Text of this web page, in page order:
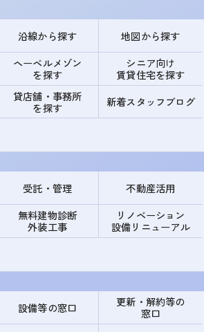
沿線から探す 地図から探す
ヘーベルメゾン
を探す
シニア向け
賃貸住宅を探す
貸店舗・事務所
を探す
新着スタッフブログ
受託・管理 不動産活用
無料建物診断
外装工事
リノベーション
設備リニューアル
設備等の窓口
更新・解約等の
窓口